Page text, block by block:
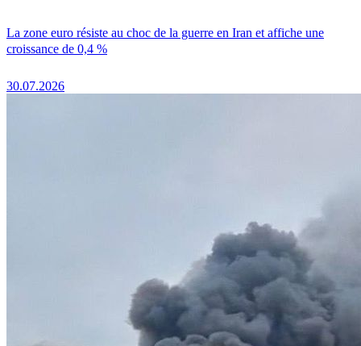
La zone euro résiste au choc de la guerre en Iran et affiche une
croissance de 0,4 %
30.07.2026